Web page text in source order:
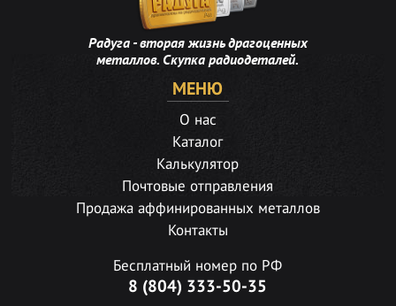
Радуга - вторая жизнь драгоценных
металлов. Скупка радиодеталей.
МЕНЮ
О нас
Каталог
Калькулятор
Почтовые отправления
Продажа аффинированных металлов
Контакты
Бесплатный номер по РФ
8 (804) 333-50-35